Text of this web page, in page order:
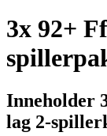
3x 92+
Inneholder
lag 2-